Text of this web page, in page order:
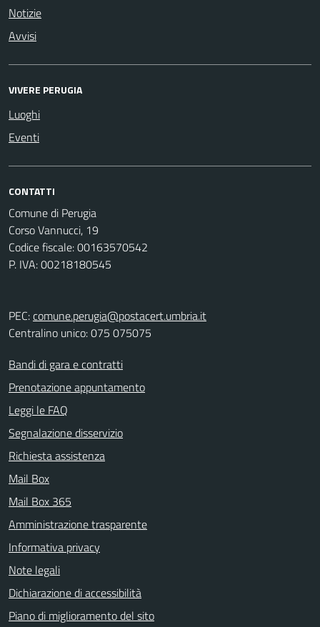
Notizie
Avvisi
VIVERE PERUGIA
Luoghi
Eventi
CONTATTI
Comune di Perugia
Corso Vannucci, 19
Codice fiscale: 00163570542
P. IVA: 00218180545
PEC:comune.perugia@postacert.umbria.it
Centralino unico: 075 075075
Bandi di gara e contratti
Prenotazione appuntamento
Leggi le FAQ
Segnalazione disservizio
Richiesta assistenza
Mail Box
Mail Box 365
Amministrazione trasparente
Informativa privacy
Note legali
Dichiarazione di accessibilità
Piano di miglioramento del sito